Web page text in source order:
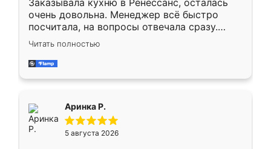
Заказывала кухню в Ренессанс, осталась
очень довольна. Менеджер всё быстро
посчитала, на вопросы отвечала сразу.
Замерщик приехал в субботу, подошёл к
делу со всей ответственностью. Собрали
за день, ребята работали аккуратно, даже
Читать полностью
Аринка Р.
5 августа 2026